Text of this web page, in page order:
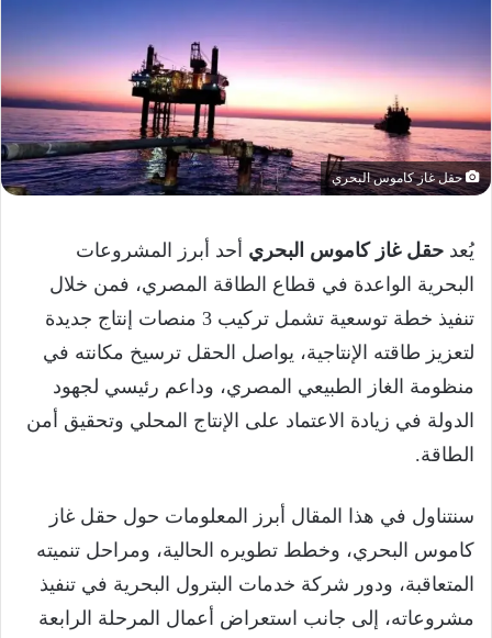
حقل غاز كاموس البحري
يُعد حقل غاز كاموس البحري أحد أبرز المشروعات
البحرية الواعدة في قطاع الطاقة المصري، فمن خلال
تنفيذ خطة توسعية تشمل تركيب 3 منصات إنتاج جديدة
لتعزيز طاقته الإنتاجية، يواصل الحقل ترسيخ مكانته في
منظومة الغاز الطبيعي المصري، وداعم رئيسي لجهود
الدولة في زيادة الاعتماد على الإنتاج المحلي وتحقيق أمن
الطاقة.
سنتناول في هذا المقال أبرز المعلومات حول حقل غاز
كاموس البحري، وخطط تطويره الحالية، ومراحل تنميته
المتعاقبة، ودور شركة خدمات البترول البحرية في تنفيذ
مشروعاته، إلى جانب استعراض أعمال المرحلة الرابعة